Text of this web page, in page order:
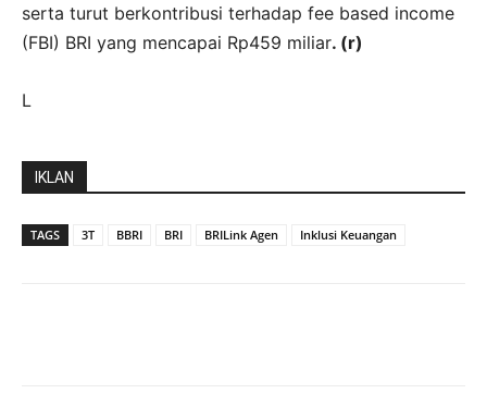
serta turut berkontribusi terhadap fee based income
(FBI) BRI yang mencapai Rp459 miliar. (r)
L
IKLAN
TAGS 3T BBRI BRI BRILink Agen Inklusi Keuangan